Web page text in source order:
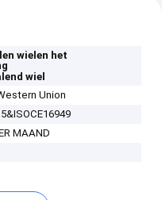
wielen het
wiel
Union
MAAND